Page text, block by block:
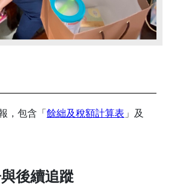
，包含「餘絀及稅額計算表」及
後續追蹤